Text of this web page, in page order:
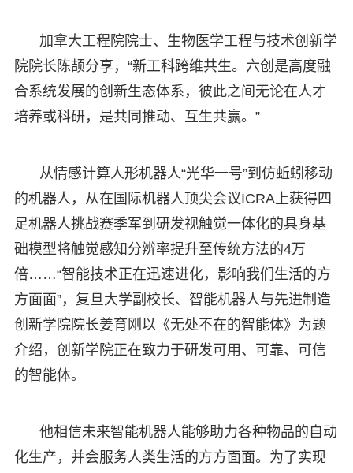
加拿大工程院院士、生物医学工程与技术创新学
院院长陈颉分享，“新工科跨维共生。六创是高度融
合系统发展的创新生态体系，彼此之间无论在人才
培养或科研，是共同推动、互生共赢。”
从情感计算人形机器人“光华一号”到仿蚯蚓移动
的机器人，从在国际机器人顶尖会议ICRA上获得四
足机器人挑战赛季军到研发视触觉一体化的具身基
础模型将触觉感知分辨率提升至传统方法的4万
倍……“智能技术正在迅速进化，影响我们生活的方
方面面”，复旦大学副校长、智能机器人与先进制造
创新学院院长姜育刚以《无处不在的智能体》为题
介绍，创新学院正在致力于研发可用、可靠、可信
的智能体。
他相信未来智能机器人能够助力各种物品的自动
化生产，并会服务人类生活的方方面面。为了实现